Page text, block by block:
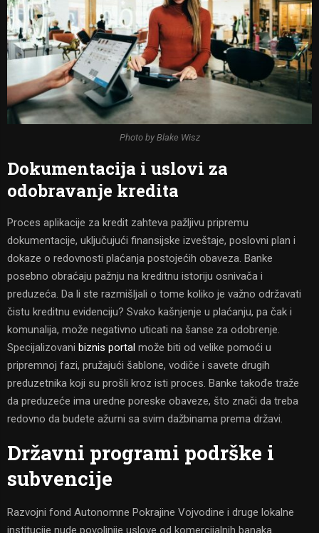
Photo by Blake Wisz
Dokumentacija i uslovi za
odobravanje kredita
Proces aplikacije za kredit zahteva pažljivu pripremu
dokumentacije, uključujući finansijske izveštaje, poslovni plan i
dokaze o redovnosti plaćanja postojećih obaveza. Banke
posebno obraćaju pažnju na kreditnu istoriju osnivača i
preduzeća. Da li ste razmišljali o tome koliko je važno održavati
čistu kreditnu evidenciju? Svako kašnjenje u plaćanju, pa čak i
komunalija, može negativno uticati na šanse za odobrenje.
Specijalizovani biznis portal može biti od velike pomoći u
pripremnoj fazi, pružajući šablone, vodiče i savete drugih
preduzetnika koji su prošli kroz isti proces. Banke takođe traže
da preduzeće ima uredne poreske obaveze, što znači da treba
redovno da budete ažurni sa svim dažbinama prema državi.
Državni programi podrške i
subvencije
Razvojni fond Autonomne Pokrajine Vojvodine i druge lokalne
institucije nude povoljnije uslove od komercijalnih banaka.